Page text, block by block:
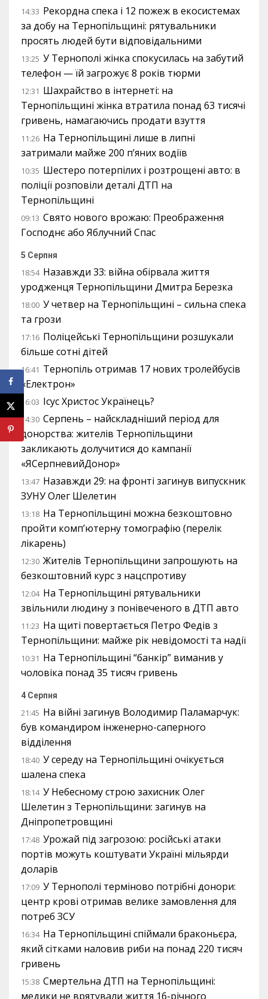
14:33 Рекордна спека і 12 пожеж в екосистемах
за добу на Тернопільщині: рятувальники
просять людей бути відповідальними
13:25 У Тернополі жінка спокусилась на забутий
телефон — їй загрожує 8 років тюрми
12:31 Шахрайство в інтернеті: на
Тернопільщині жінка втратила понад 63 тисячі
гривень, намагаючись продати взуття
11:26 На Тернопільщині лише в липні
затримали майже 200 п’яних водіїв
10:35 Шестеро потерпілих і розтрощені авто: в
поліції розповіли деталі ДТП на
Тернопільщині
09:13 Свято нового врожаю: Преображення
Господнє або Яблучний Спас
5 Серпня
18:54 Назавжди 33: війна обірвала життя
уродженця Тернопільщини Дмитра Березка
18:00 У четвер на Тернопільщині – сильна спека
та грози
17:16 Поліцейські Тернопільщини розшукали
більше сотні дітей
16:41 Тернопіль отримав 17 нових тролейбусів
«Електрон»
16:03 Ісус Христос Українець?
14:30 Серпень – найскладніший період для
донорства: жителів Тернопільщини
закликають долучитися до кампанії
«ЯСерпневийДонор»
13:47 Назавжди 29: на фронті загинув випускник
ЗУНУ Олег Шелетин
13:18 На Тернопільщині можна безкоштовно
пройти комп’ютерну томографію (перелік
лікарень)
12:30 Жителів Тернопільщини запрошують на
безкоштовний курс з нацспротиву
12:04 На Тернопільщині рятувальники
звільнили людину з понівеченого в ДТП авто
11:23 На щиті повертається Петро Федів з
Тернопільщини: майже рік невідомості та надії
10:31 На Тернопільщині “банкір” виманив у
чоловіка понад 35 тисяч гривень
4 Серпня
21:45 На війні загинув Володимир Паламарчук:
був командиром інженерно-саперного
відділення
18:40 У середу на Тернопільщині очікується
шалена спека
18:14 У Небесному строю захисник Олег
Шелетин з Тернопільщини: загинув на
Дніпропетровщині
17:48 Урожай під загрозою: російські атаки
портів можуть коштувати Україні мільярди
доларів
17:09 У Тернополі терміново потрібні донори:
центр крові отримав велике замовлення для
потреб ЗСУ
16:34 На Тернопільщині спіймали браконьєра,
який сітками наловив риби на понад 220 тисяч
гривень
15:38 Смертельна ДТП на Тернопільщині:
медики не врятували життя 16-річного